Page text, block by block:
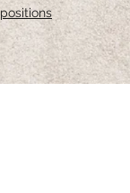
positions